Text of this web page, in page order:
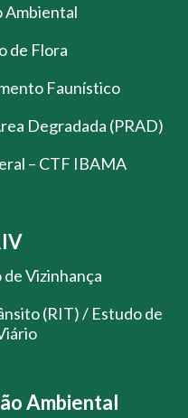
Ambiental
de Flora
Faunístico
Degradada (PRAD)
– CTF IBAMA
Vizinhança
(RIT) / Estudo de
Ambiental